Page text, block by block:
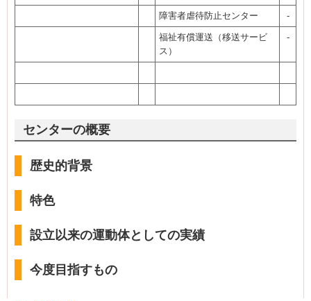
障害者虐待防止センター -
福祉有償運送（移送サービ
ス）
-
センターの概要
歴史的背景
特色
設立以来の運動体としての実績
今度目指すもの